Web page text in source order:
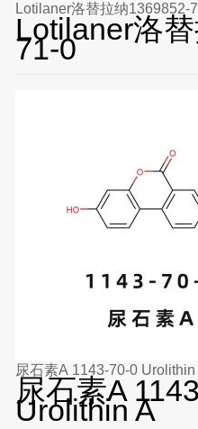
Lotilaner洛替拉纳1369852-
Lotilaner洛
71-0
尿石素A 1143-70-0 Urolithin
尿石素A
Urolithin A